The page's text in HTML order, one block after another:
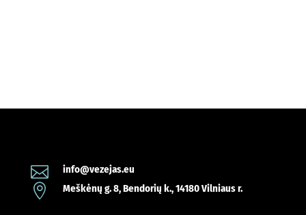
 info@vezejas.eu
 Meškėnų g. 8, Bendorių k., 14180 Vilniaus r.